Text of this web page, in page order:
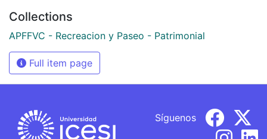
Collections
APFFVC - Recreacion y Paseo - Patrimonial
Full item page
Síguenos